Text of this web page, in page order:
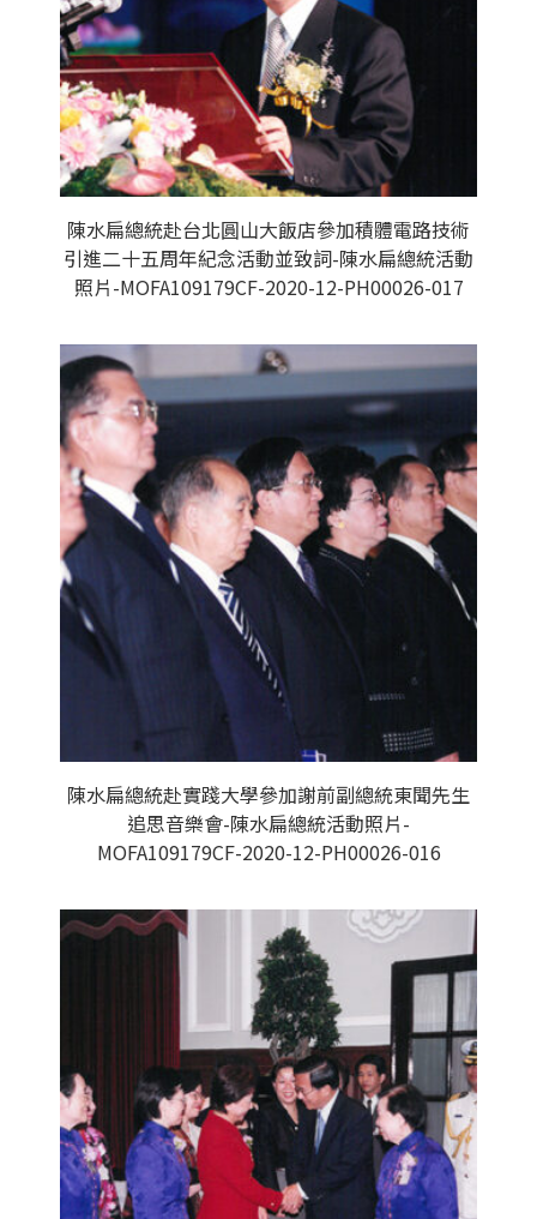
陳水扁總統赴台北圓山大飯店參加積體電路技術
引進二十五周年紀念活動並致詞-陳水扁總統活動
照片-MOFA109179CF-2020-12-PH00026-017
陳水扁總統赴實踐大學參加謝前副總統東聞先生
追思音樂會-陳水扁總統活動照片-
MOFA109179CF-2020-12-PH00026-016